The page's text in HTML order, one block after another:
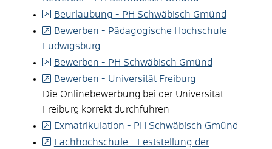
Beurlaubung - PH Schwäbisch Gmünd
Bewerben - Pädagogische Hochschule
Ludwigsburg
Bewerben - PH Schwäbisch Gmünd
Bewerben - Universität Freiburg
Die Onlinebewerbung bei der Universität
Freiburg korrekt durchführen
Exmatrikulation - PH Schwäbisch Gmünd
Fachhochschule - Feststellung der